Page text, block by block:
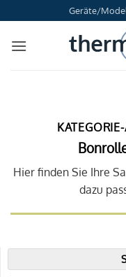
Inhalt
springen
Geräte/
Hier finden Sie Ihre
dazu